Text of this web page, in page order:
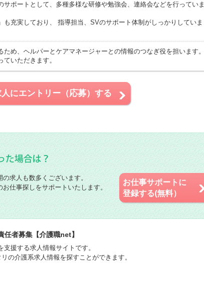
サポートとして、多種多様な研修や勉強会、連絡会などを行っていま
も充実しており、 指導担当、SVのサポート体制がしっかりしていま
ため、ヘルパーとケアマネージャーとの情報のつなぎ役を担います。
いただきます。
人にエントリー（応募）する
求人も数多くございます。
仕事探しをサポートいたします。
お仕事サポートに
登録する(無料）
者募集【介護職net】
支援する求人情報サイトです。
の介護系求人情報を探すことができます。